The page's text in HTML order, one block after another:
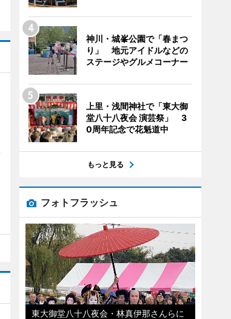
神川・城峯公園で「春まつ
り」 地元アイドルなどの
ステージやグルメコーナー
上里・浅間神社で「東大御
堂八十八夜会 演芸祭」 3
0周年記念で花魁道中
もっと見る
フォトフラッシュ
東大御堂八十八夜会・林真伊那さんらに